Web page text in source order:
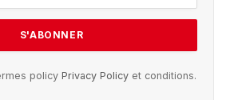
policy Privacy Policyet conditions.